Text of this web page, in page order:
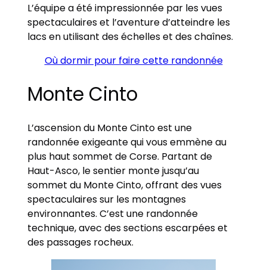
L’équipe a été impressionnée par les vues
spectaculaires et l’aventure d’atteindre les
lacs en utilisant des échelles et des chaînes.
Où dormir pour faire cette randonnée
Monte Cinto
L’ascension du Monte Cinto est une
randonnée exigeante qui vous emmène au
plus haut sommet de Corse. Partant de
Haut-Asco, le sentier monte jusqu’au
sommet du Monte Cinto, offrant des vues
spectaculaires sur les montagnes
environnantes. C’est une randonnée
technique, avec des sections escarpées et
des passages rocheux.